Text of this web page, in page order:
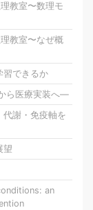
教室〜数理モ
教室〜なぜ概
習できるか
ら医療実装へ―
代謝・免疫軸を
望
an